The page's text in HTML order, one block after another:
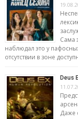
Сама
наблюдал это у
отсутствии в зоне
Deus
Даже